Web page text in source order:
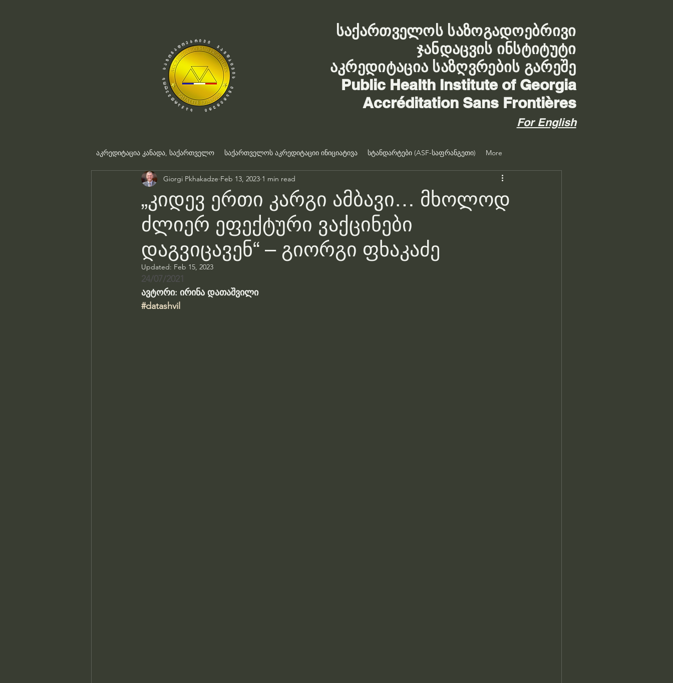
საქართველოს საზოგადოებრივი
ჯანდაცვის ინსტიტუტი
აკრედიტაცია საზღვრების გარეშე
Public Health Institute of Georgia
Accréditation Sans Frontières
For English
აკრედიტაცია კანადა, საქართველო საქართველოს აკრედიტაციი ინიციატივა სტანდარტები (ASF-საფრანგეთი) More
„კიდევ ერთი კარგი ამბავი… მხოლოდ
ძლიერ ეფექტური ვაქცინები
დაგვიცავენ“ – გიორგი ფხაკაძე
Giorgi Pkhakadze Feb 13, 2023 1 min read
Updated: Feb 15, 2023
24/07/2021
ავტორი: ირინა დათაშვილი
#datashvil